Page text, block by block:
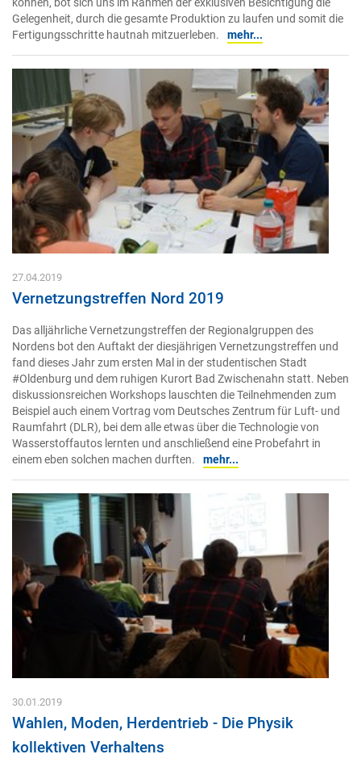
Gelegenheit, durch die gesamte Produktion zu laufen und somit die
Fertigungsschritte hautnah mitzuerleben.
mehr...
27.04.2019
Vernetzungstreffen Nord 2019
Das alljährliche Vernetzungstreffen der Regionalgruppen des
Nordens bot den Auftakt der diesjährigen Vernetzungstreffen und
fand dieses Jahr zum ersten Mal in der studentischen Stadt
#Oldenburg und dem ruhigen Kurort Bad Zwischenahn statt. Neben
diskussionsreichen Workshops lauschten die Teilnehmenden zum
Beispiel auch einem Vortrag vom Deutsches Zentrum für Luft- und
Raumfahrt (DLR), bei dem alle etwas über die Technologie von
Wasserstoffautos lernten und anschließend eine Probefahrt in
einem eben solchen machen durften.
mehr...
30.01.2019
Wahlen, Moden, Herdentrieb - Die Physik
kollektiven Verhaltens